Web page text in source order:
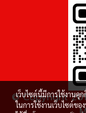
© Copyright
เว็บไซต์นี้มีการใช้งาน
ในการใช้งานเว็บไซต์ข